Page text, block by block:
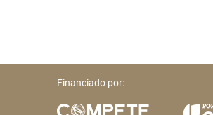
Financiado por: